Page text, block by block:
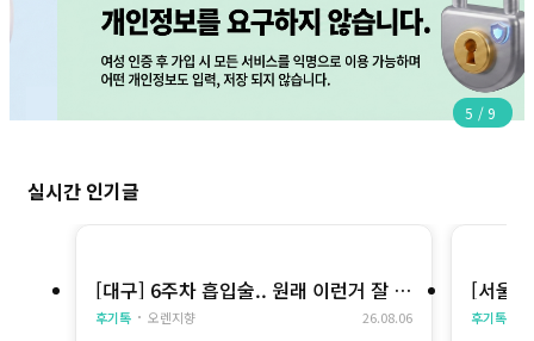
5 / 9
실시간 인기글
[대구] 6주차 흡입술.. 원래 이런거 잘 안
쓰는데
후기톡 오렌지향 26.08.06
[서울]
요
후기톡